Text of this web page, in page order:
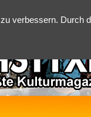
verbessern.